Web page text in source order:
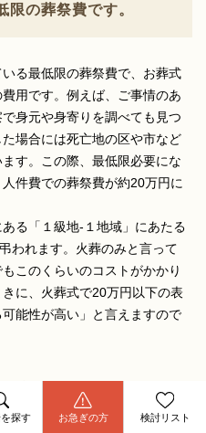
限の葬祭費です。
る最低限の葬祭費で、お葬式
用です。例えば、ご事情のあ
身元や身寄りを調べても見つ
場合には死亡地の区や市など
す。この際、最低限必要にな
件費での葬祭費が約20万円に
る「１級地-１地域」にあたる
われます。火葬のみと言って
このくらいのコストがかかり
に、火葬式で20万円以下の表
能性が高い」と言えますので
探す お急ぎの方 検討リスト
今すぐ電話相談